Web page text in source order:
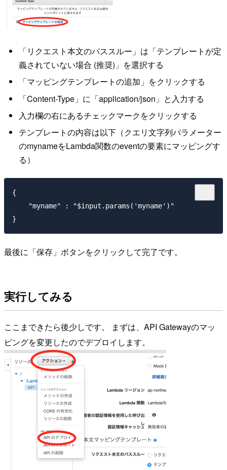
「リクエスト本文のパススルー」は「テンプレートが定
義されていない場合 (推奨)」を選択する
「マッピングテンプレートの追加」をクリックする
「Content-Type」に「application/json」と入力する
入力欄の右にあるチェックマークをクリックする
テンプレートの内容は以下（クエリ文字列パラメーター
のmynameをLambda関数のeventの要素にマッピングす
る）
{
    "myname" : "$input.params('myname')"
最後に「保存」ボタンをクリックして完了です。
実行してみる
ここまできたら後少しです。 まずは、API Gatewayのマッ
ピングを変更したのでデプロイします。